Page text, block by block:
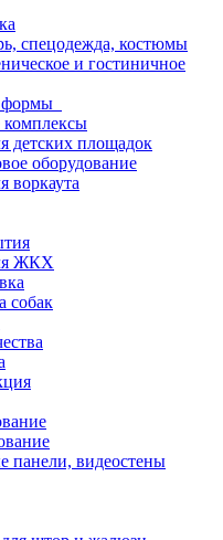
спецодежда, костюмы
и гостиничное
формы
комплексы
детских площадок
оборудование
воркаута
ЖКХ
собак
видеостены